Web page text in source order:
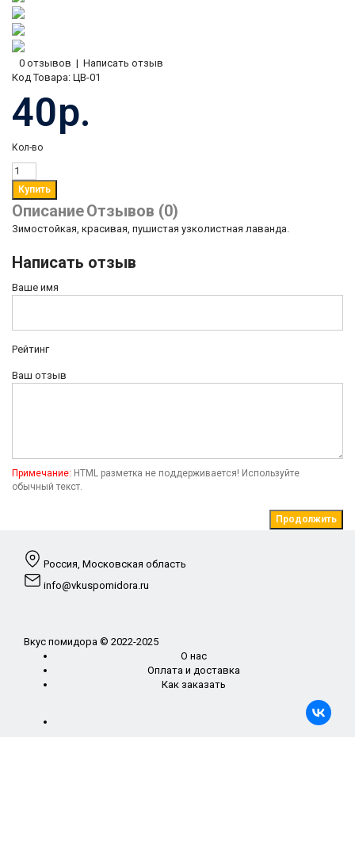
0 отзывов | Написать отзыв
Код Товара: ЦВ-01
40р.
Кол-во
ОписаниеОтзывов (0)
Зимостойкая, красивая, пушистая узколистная лаванда.
Написать отзыв
Ваше имя
Рейтинг
Ваш отзыв
Примечание: HTML разметка не поддерживается! Используйте
обычный текст.
Продолжить
Россия, Московская область
info@vkuspomidora.ru
Вкус помидора © 2022-2025
О нас
Оплата и доставка
Как заказать